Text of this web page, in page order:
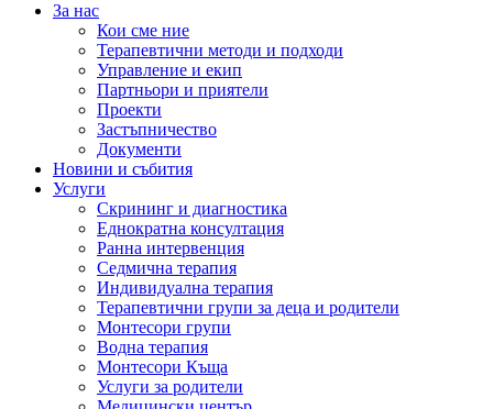
За нас
Кои сме ние
Терапевтични методи и подходи
Управление и екип
Партньори и приятели
Проекти
Застъпничество
Документи
Новини и събития
Услуги
Скрининг и диагностика
Еднократна консултация
Ранна интервенция
Седмична терапия
Индивидуална терапия
Терапевтични групи за деца и родители
Монтесори групи
Водна терапия
Монтесори Къща
Услуги за родители